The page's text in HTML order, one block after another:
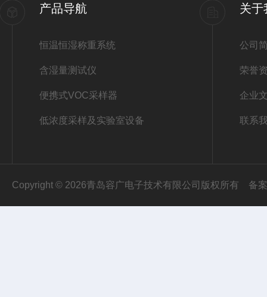
产品导航
恒温恒湿称重系统
含湿量测试仪
便携式VOC采样器
低浓度采样及实验室设备
关于
公司
荣誉
企业
联系
Copyright © 2026青岛容广电子技术有限公司版权所有 备